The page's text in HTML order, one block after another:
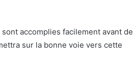
accomplies facilement avant de
sur la bonne voie vers cette